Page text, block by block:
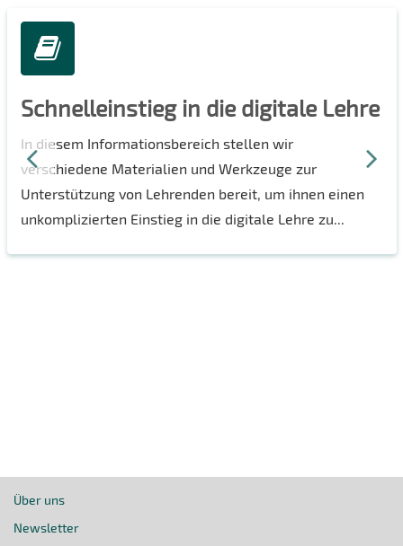
Schnelleinstieg in die digitale Lehre
In diesem Informationsbereich stellen wir
verschiedene Materialien und Werkzeuge zur
Unterstützung von Lehrenden bereit, um ihnen einen
unkomplizierten Einstieg in die digitale Lehre zu...
Über uns
Newsletter